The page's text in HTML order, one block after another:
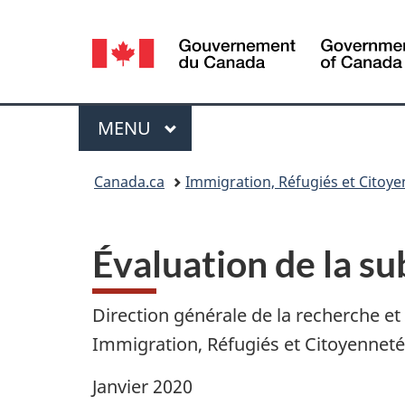
Sélection
de
la
langue
Menu
MENU PRINCIPAL
Canada.ca Immigration, Réfugiés et
Évaluation de la
Direction générale de la recherche et
Immigration, Réfugiés et
Janvier 2020